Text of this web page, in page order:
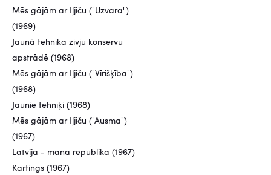
Mēs gājām ar Iļjiču ("Uzvara")
(1969)
Jaunā tehnika zivju konservu
apstrādē (1968)
Mēs gājām ar Iļjiču ("Vīrišķība")
(1968)
Jaunie tehniķi (1968)
Mēs gājām ar Iļjiču ("Ausma")
(1967)
Latvija - mana republika (1967)
Kartings (1967)